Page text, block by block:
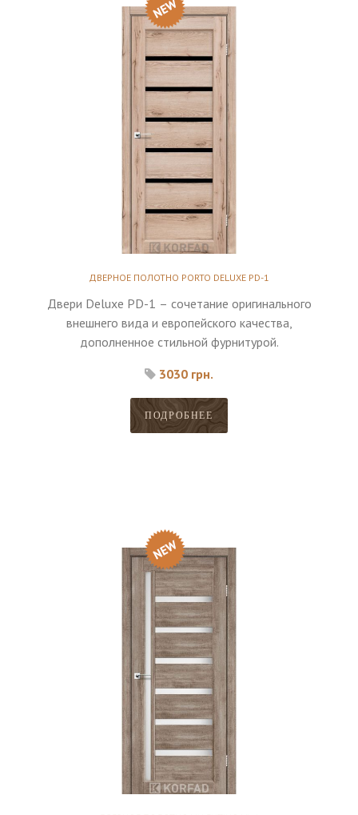
ДВЕРНОЕ ПОЛОТНО PORTO DELUXE PD-1
Двери Deluxe PD-1 – сочетание оригинального
внешнего вида и европейского качества,
дополненное стильной фурнитурой.
3030 грн.
ПОДРОБНЕЕ